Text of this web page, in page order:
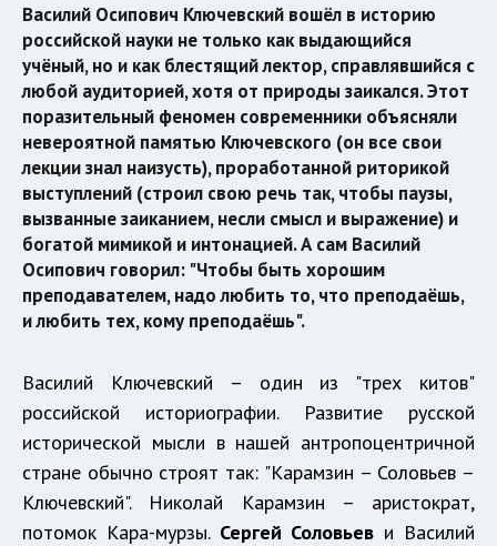
Василий Осипович Ключевский вошёл в историю
российской науки не только как выдающийся
учёный, но и как блестящий лектор, справлявшийся с
любой аудиторией, хотя от природы заикался. Этот
поразительный феномен современники объясняли
невероятной памятью Ключевского (он все свои
лекции знал наизусть), проработанной риторикой
выступлений (строил свою речь так, чтобы паузы,
вызванные заиканием, несли смысл и выражение) и
богатой мимикой и интонацией. А сам Василий
Осипович говорил: "Чтобы быть хорошим
преподавателем, надо любить то, что преподаёшь,
и любить тех, кому преподаёшь".
Василий Ключевский – один из "трех китов"
российской историографии. Развитие русской
исторической мысли в нашей антропоцентричной
стране обычно строят так: "Карамзин – Соловьев –
Ключевский". Николай Карамзин – аристократ,
потомок Кара-мурзы. Сергей Соловьев и Василий